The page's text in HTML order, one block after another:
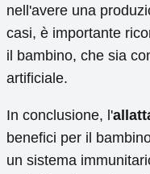
nell'avere una
casi, è importante
il bambino, che sia
artificiale.
In conclusione, l'
benefici per il
un sistema